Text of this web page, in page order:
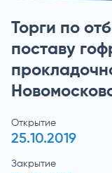
Торги по
поставу
Открытие
25.10.2019
Закрытие